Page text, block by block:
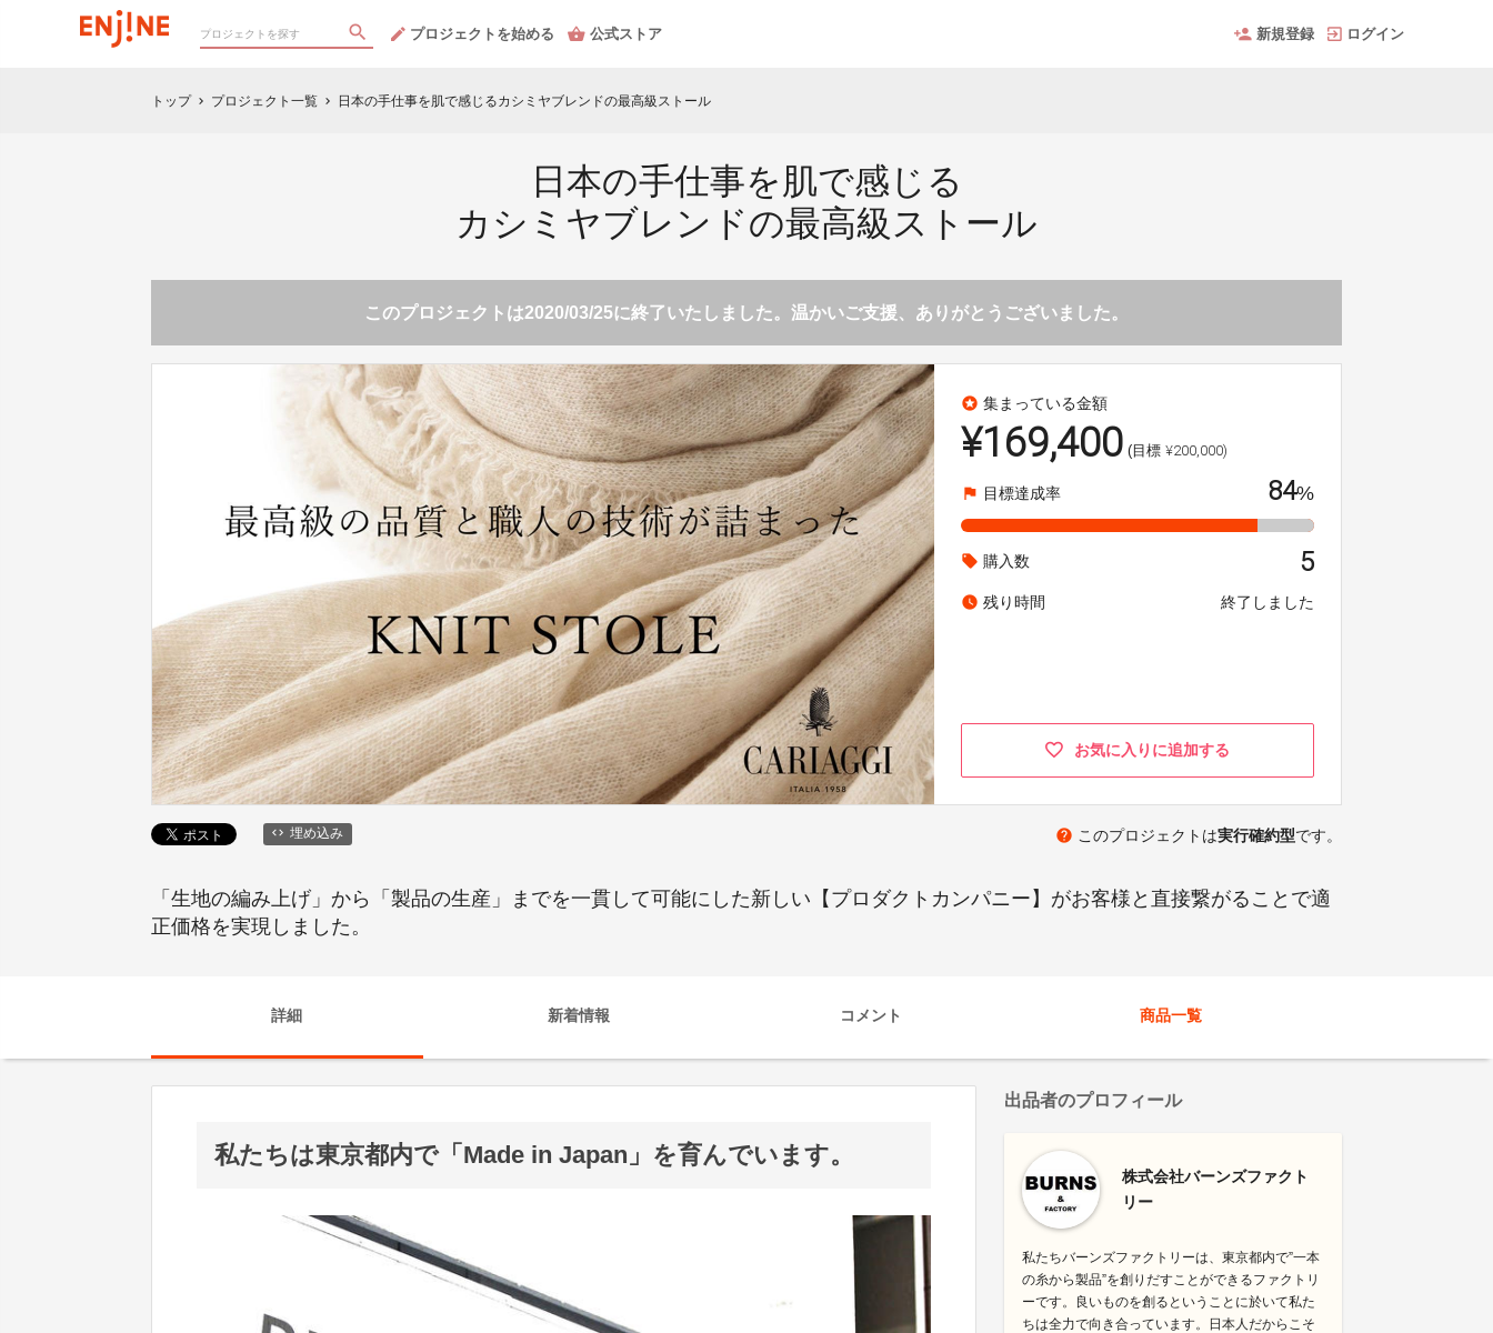
プロジェクトを始める 公式ストア 新規登録 ログイン
トップ chevron_right プロジェクト一覧 chevron_right 日本の手仕事を肌で感じるカシミヤブレンドの最高級ストール
日本の手仕事を肌で感じる
カシミヤブレンドの最高級ストール
このプロジェクトは2020/03/25に終了いたしました。温かいご支援、ありがとうございました。
stars 集まっている金額
¥169,400 (目標 ¥200,000)
flag 目標達成率 84%
local_offer 購入数 5
watch_later 残り時間 終了しました
お気に入りに追加する
埋め込み help このプロジェクトは実行確約型です。
「生地の編み上げ」から「製品の生産」までを一貫して可能にした新しい【プロダクトカンパニー】がお客様と直接繋がることで適
正価格を実現しました。
詳細 新着情報 コメント 商品一覧
私たちは東京都内で「Made in Japan」を育んでいます。
出品者のプロフィール
株式会社バーンズファクト
リー
私たちバーンズファクトリーは、東京都内で”一本
の糸から製品”を創りだすことができるファクトリ
ーです。良いものを創るということに於いて私た
ちは全力で向き合っています。日本人だからこそ